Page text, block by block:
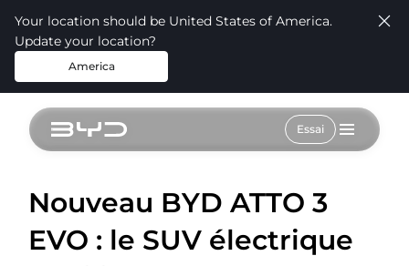
Your location should be United States of America.
Update your location?
America
Essai
Nouveau BYD ATTO 3
EVO : le SUV électrique